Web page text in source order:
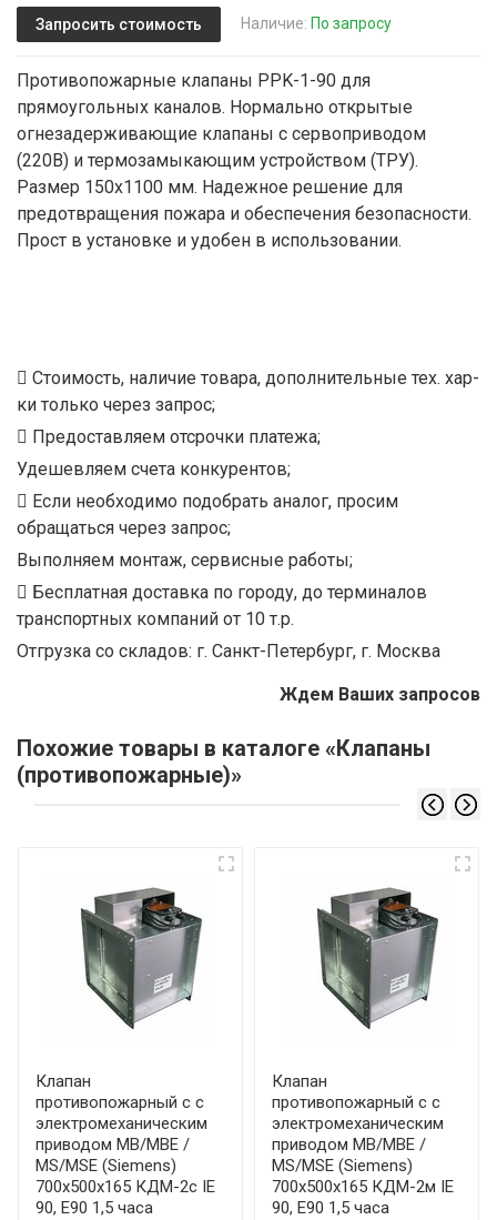
Запросить стоимость Наличие: По запросу
Противопожарные клапаны PPK-1-90 для
прямоугольных каналов. Нормально открытые
огнезадерживающие клапаны с сервоприводом
(220В) и термозамыкающим устройством (ТРУ).
Размер 150x1100 мм. Надежное решение для
предотвращения пожара и обеспечения безопасности.
Прост в установке и удобен в использовании.
Стоимость, наличие товара, дополнительные тех. хар-
ки только через запрос;
Предоставляем отсрочки платежа;
Удешевляем счета конкурентов;
Если необходимо подобрать аналог, просим
обращаться через запрос;
Выполняем монтаж, сервисные работы;
Бесплатная доставка по городу, до терминалов
транспортных компаний от 10 т.р.
Отгрузка со складов: г. Санкт-Петербург, г. Москва
Ждем Ваших запросов
Похожие товары в каталоге «Клапаны
(противопожарные)»
Клапан
противопожарный с с
электромеханическим
приводом МВ/МВЕ /
MS/MSE (Siemens)
700x500x165 КДМ-2с IE
90, E90 1,5 часа
Клапан
противопожарный с с
электромеханическим
приводом МВ/МВЕ /
MS/MSE (Siemens)
700x500x165 КДМ-2м IE
90, E90 1,5 часа